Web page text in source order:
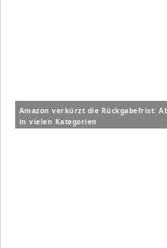
Amazon verkürzt die Rückgabefrist:
in vielen Kategorien